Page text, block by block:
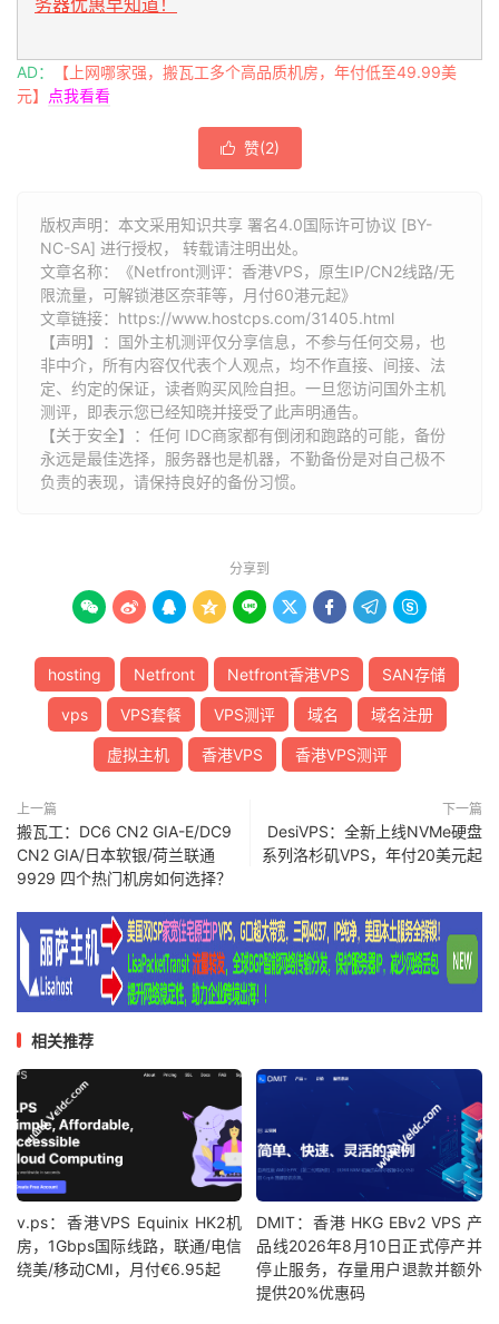
AD：
【上网哪家强，搬瓦工多个高品质机房，年付低至49.99美
元】
点我看看
 赞(2)
版权声明：本文采用知识共享 署名4.0国际许可协议 [BY-
NC-SA] 进行授权， 转载请注明出处。
文章名称：《Netfront测评：香港VPS，原生IP/CN2线路/无
限流量，可解锁港区奈菲等，月付60港元起》
文章链接： https://www.hostcps.com/31405.html
【声明】：国外主机测评仅分享信息，不参与任何交易，也
非中介，所有内容仅代表个人观点，均不作直接、间接、法
定、约定的保证，读者购买风险自担。一旦您访问国外主机
测评，即表示您已经知晓并接受了此声明通告。
【关于安全】：任何 IDC商家都有倒闭和跑路的可能，备份
永远是最佳选择，服务器也是机器，不勤备份是对自己极不
负责的表现，请保持良好的备份习惯。
分享到
        
hosting Netfront Netfront香港VPS SAN存储
vps VPS套餐 VPS测评 域名 域名注册
虚拟主机 香港VPS 香港VPS测评
上一篇
搬瓦工：DC6 CN2 GIA-E/DC9
CN2 GIA/日本软银/荷兰联通
9929 四个热门机房如何选择？
下一篇
DesiVPS：全新上线NVMe硬盘
系列洛杉矶VPS，年付20美元起
相关推荐
v.ps：香港VPS Equinix HK2机
房，1Gbps国际线路，联通/电信
绕美/移动CMI，月付€6.95起
DMIT：香港 HKG EBv2 VPS 产
品线2026年8月10日正式停产并
停止服务，存量用户退款并额外
提供20%优惠码